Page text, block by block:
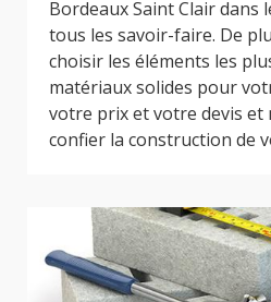
Bordeaux Saint Clair dans
tous les savoir-faire. De
choisir les éléments les
matériaux solides pour
votre prix et votre devis et
confier la construction de